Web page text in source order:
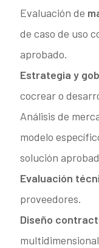
Evaluación de
de caso de uso
aprobado.
Estrategia y
cocrear o
Análisis de
modelo
solución
Evaluación
proveedores.
Diseño